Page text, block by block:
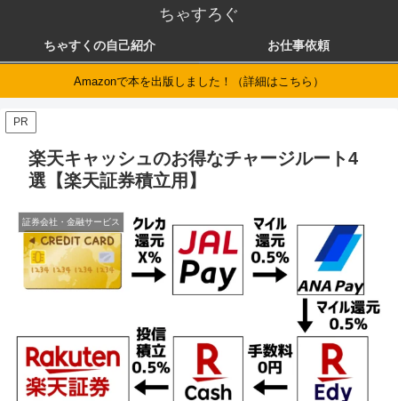
ちゃすろぐ
ちゃすくの自己紹介 お仕事依頼
Amazonで本を出版しました！（詳細はこちら）
PR
楽天キャッシュのお得なチャージルート4
選【楽天証券積立用】
証券会社・金融サービス